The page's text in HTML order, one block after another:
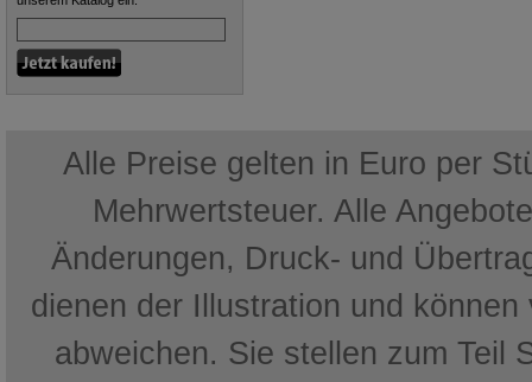
Alle Preise gelten in Euro per
Mehrwertsteuer. Alle
Änderungen, Druck- und
dienen der Illustration und
abweichen. Sie stellen zum Teil